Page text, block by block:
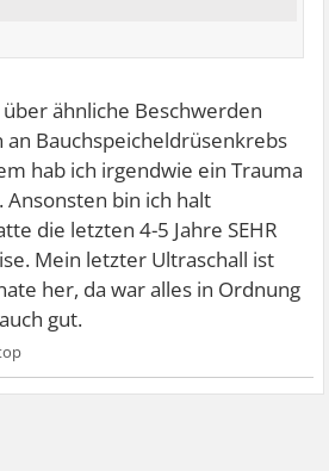
ähnliche Beschwerden
an Bauchspeicheldrüsenkrebs
hab ich irgendwie ein Trauma
bin ich halt
die letzten 4-5 Jahre SEHR
Mein letzter Ultraschall ist
her, da war alles in Ordnung
gut.